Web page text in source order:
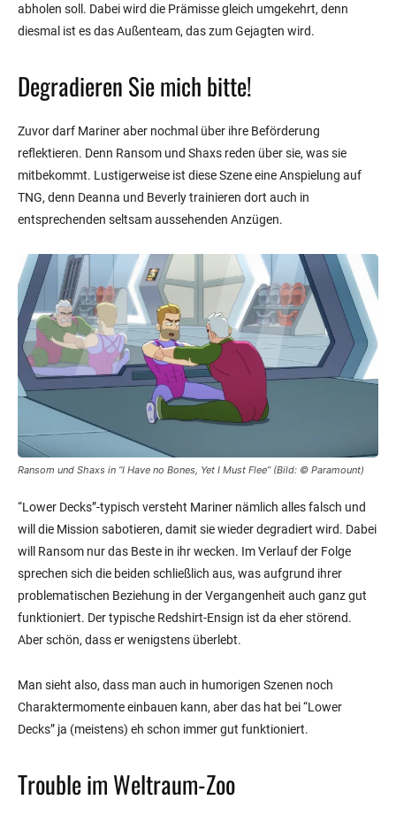
abholen soll. Dabei wird die Prämisse gleich umgekehrt, denn
diesmal ist es das Außenteam, das zum Gejagten wird.
Degradieren Sie mich bitte!
Zuvor darf Mariner aber nochmal über ihre Beförderung
reflektieren. Denn Ransom und Shaxs reden über sie, was sie
mitbekommt. Lustigerweise ist diese Szene eine Anspielung auf
TNG, denn Deanna und Beverly trainieren dort auch in
entsprechenden seltsam aussehenden Anzügen.
Ransom und Shaxs in “I Have no Bones, Yet I Must Flee” (Bild: © Paramount)
“Lower Decks”-typisch versteht Mariner nämlich alles falsch und
will die Mission sabotieren, damit sie wieder degradiert wird. Dabei
will Ransom nur das Beste in ihr wecken. Im Verlauf der Folge
sprechen sich die beiden schließlich aus, was aufgrund ihrer
problematischen Beziehung in der Vergangenheit auch ganz gut
funktioniert. Der typische Redshirt-Ensign ist da eher störend.
Aber schön, dass er wenigstens überlebt.
Man sieht also, dass man auch in humorigen Szenen noch
Charaktermomente einbauen kann, aber das hat bei “Lower
Decks” ja (meistens) eh schon immer gut funktioniert.
Trouble im Weltraum-Zoo